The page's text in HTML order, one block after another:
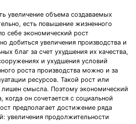
увеличение объема создаваемых
есть повышение жизненного
себе экономический рост
добиться увеличения производства и
благ за счет ухудшения их качества,
и ухудшения условий
роста производства можно и за
ресурсов. Такой рост или
смысла. Поэтому экономический
когда он сочетается с социальной
предполагает достижение ряда
увеличения продолжительности